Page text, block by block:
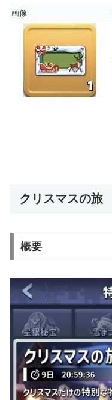
画像
クリスマスの旅
概要